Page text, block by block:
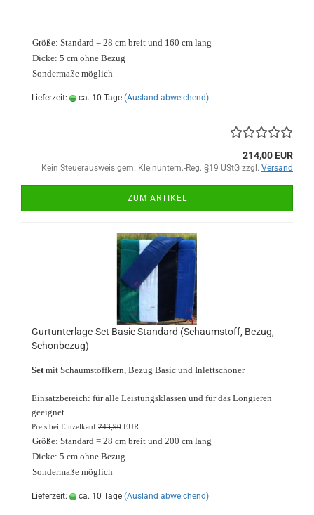
Größe: Standard = 28 cm breit und 160 cm lang
Dicke: 5 cm ohne Bezug
Sondermaße möglich
Lieferzeit: ca. 10 Tage (Ausland abweichend)
214,00 EUR
Kein Steuerausweis gem. Kleinuntern.-Reg. §19 UStG zzgl. Versand
ZUM ARTIKEL
Gurtunterlage-Set Basic Standard (Schaumstoff, Bezug,
Schonbezug)
Setmit Schaumstoffkern, Bezug Basic und Inlettschoner
Einsatzbereich: für alle Leistungsklassen und für das Longieren
geeignet
Preis bei Einzelkauf 243,90 EUR
Größe: Standard = 28 cm breit und 200 cm lang
Dicke: 5 cm ohne Bezug
Sondermaße möglich
Lieferzeit: ca. 10 Tage (Ausland abweichend)